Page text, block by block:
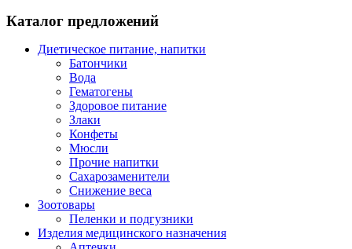
Каталог предложений
Диетическое питание, напитки
Батончики
Вода
Гематогены
Здоровое питание
Злаки
Конфеты
Мюсли
Прочие напитки
Сахарозаменители
Снижение веса
Зоотовары
Пеленки и подгузники
Изделия медицинского назначения